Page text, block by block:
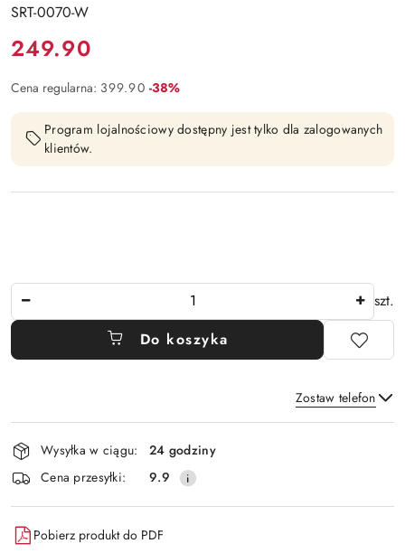
SRT-0070-W
Cena:
249.90
Cena regularna: 399.90 Rabat:
-38%
Program lojalnościowy dostępny jest tylko dla zalogowanych
klientów.
szt.
Do koszyka
Zostaw telefon
Wyślij
Dostępność
i
dostawa
Wysyłka w ciągu:
24 godziny
Cena przesyłki:
9.9
Pobierz produkt do PDF